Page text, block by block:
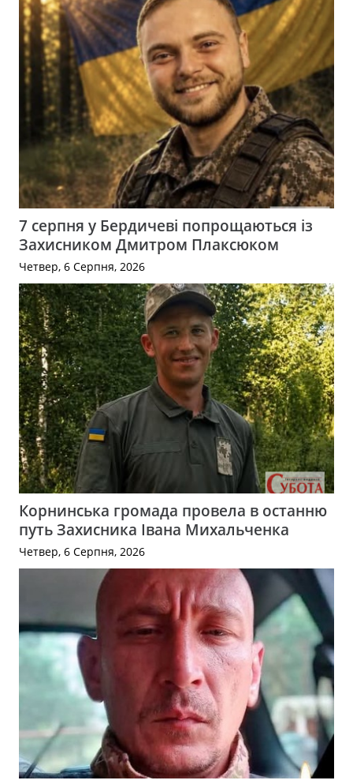
7 серпня у Бердичеві попрощаються із
Захисником Дмитром Плаксюком
Четвер, 6 Серпня, 2026
Корнинська громада провела в останню
путь Захисника Івана Михальченка
Четвер, 6 Серпня, 2026